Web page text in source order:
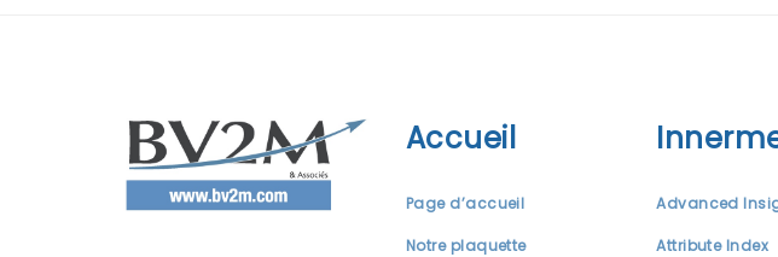
Accueil
Page d’accueil
Notre plaquette
Advanced
Attribute Index